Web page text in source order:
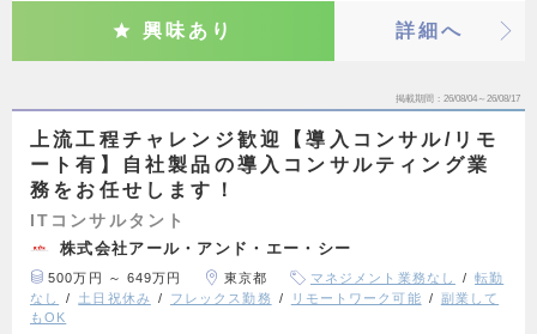
興味あり 詳細へ
掲載期間 26/08/04～26/08/17
上流工程チャレンジ歓迎【導入コンサル/リモ
ート有】自社製品の導入コンサルティング業
務をお任せします！
ITコンサルタント
株式会社アール・アンド・エー・シー
500万円 ～ 649万円 東京都 マネジメント業務なし
転勤
なし
土日祝休み フレックス勤務 リモートワーク可能
副業して
もOK